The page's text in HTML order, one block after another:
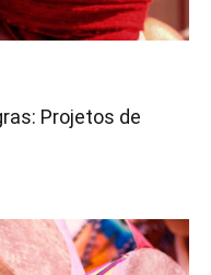
Projetos de